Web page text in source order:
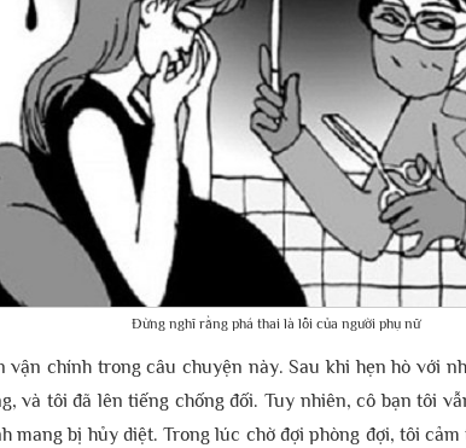
Đừng nghĩ rằng phá thai là lỗi của người phụ nữ
chính trong câu chuyện này. Sau khi hẹn hò với
và tôi đã lên tiếng chống đối. Tuy nhiên, cô bạn tôi
mang bị hủy diệt. Trong lúc chờ đợi phòng đợi, tôi